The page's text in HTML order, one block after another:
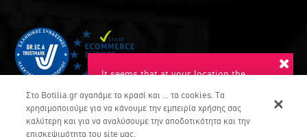
It seems that at your location the
want to switch to this language?
Στο Botilia.gr αγαπάμε το κρασί και ... τα cookies. Τα
χρησιμοποιούμε για να κάνουμε την εμπειρία χρήσης σας
καλύτερη και για να αναλύσουμε την αποδοτικότητα και την
επισκεψιμότητα του site μας.